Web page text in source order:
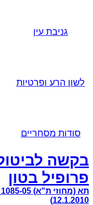
גניבת עין
לשון הרע ופרטיות
סודות מסחריים
בקשה
פרופיל בטון
12.1.2010)